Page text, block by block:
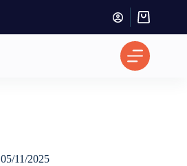
Coș
de
05/11/2025